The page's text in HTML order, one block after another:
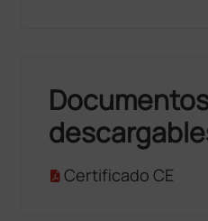
Certificado CE